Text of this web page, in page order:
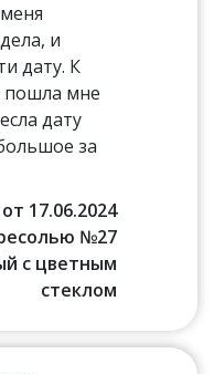
и
дату. К
пошла мне
дату
за
17.06.2024
№27
с цветным
стеклом